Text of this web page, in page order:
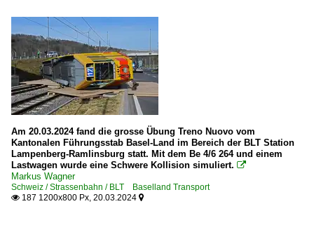
Am 20.03.2024 fand die grosse Übung Treno Nuovo vom
Kantonalen Führungsstab Basel-Land im Bereich der BLT Station
Lampenberg-Ramlinsburg statt. Mit dem Be 4/6 264 und einem
Lastwagen wurde eine Schwere Kollision simuliert. 
Markus Wagner
Schweiz / Strassenbahn / BLT Baselland Transport
 187 1200x800 Px, 20.03.2024 